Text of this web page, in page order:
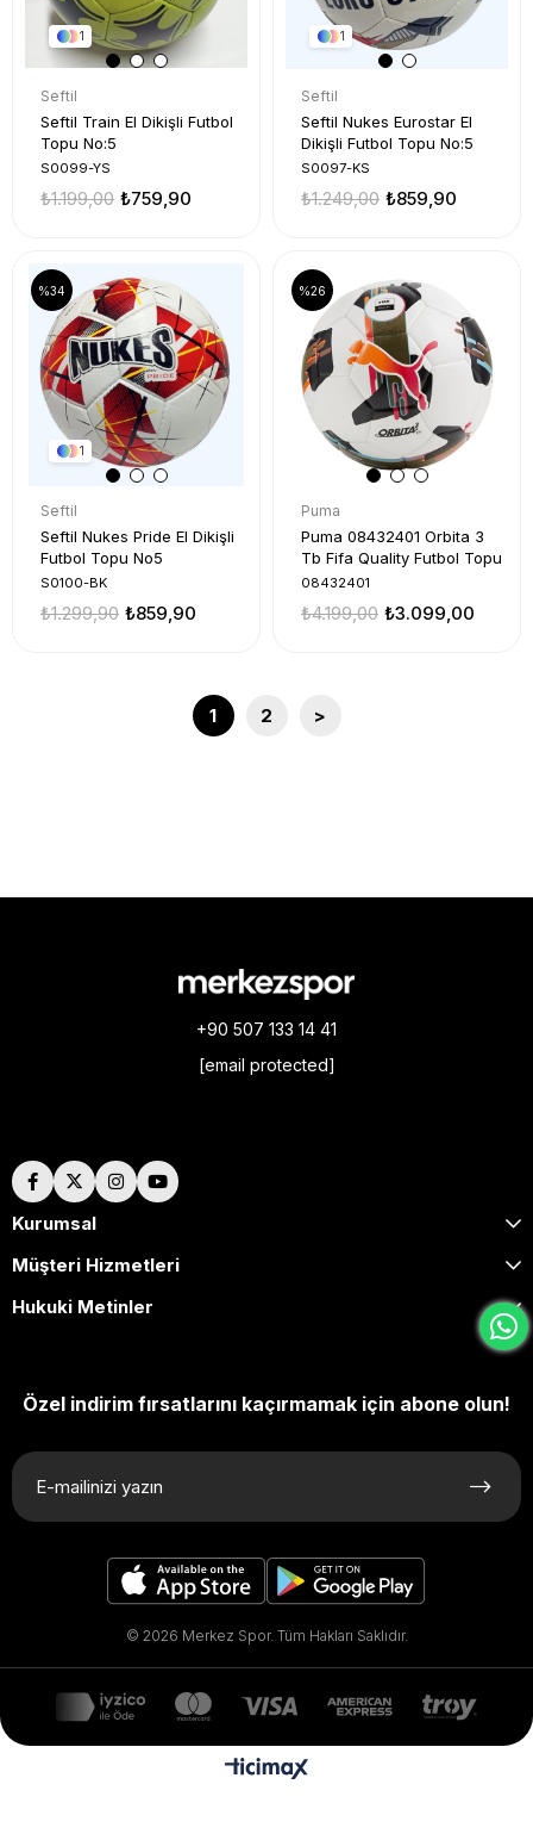
1
Seftil
Seftil Train El Dikişli Futbol
Topu No:5
S0099-YS
₺759,90
₺1.199,00
1
Seftil
Seftil Nukes Eurostar El
Dikişli Futbol Topu No:5
S0097-KS
₺859,90
₺1.249,00
1
Seftil
Seftil Nukes Pride El Dikişli
Futbol Topu No5
S0100-BK
₺859,90
₺1.299,90
%34
Puma
Puma 08432401 Orbita 3
Tb Fifa Quality Futbol Topu
08432401
₺3.099,00
₺4.199,00
%26
1 2 >
+90 507 133 14 41
[email protected]
Kurumsal
Müşteri Hizmetleri
Hukuki Metinler
Özel indirim fırsatlarını kaçırmamak için abone olun!
© 2026 Merkez Spor. Tüm Hakları Saklıdır.